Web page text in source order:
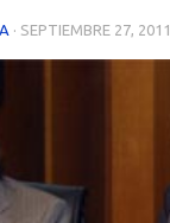
· SEPTIEMBRE 27, 2011